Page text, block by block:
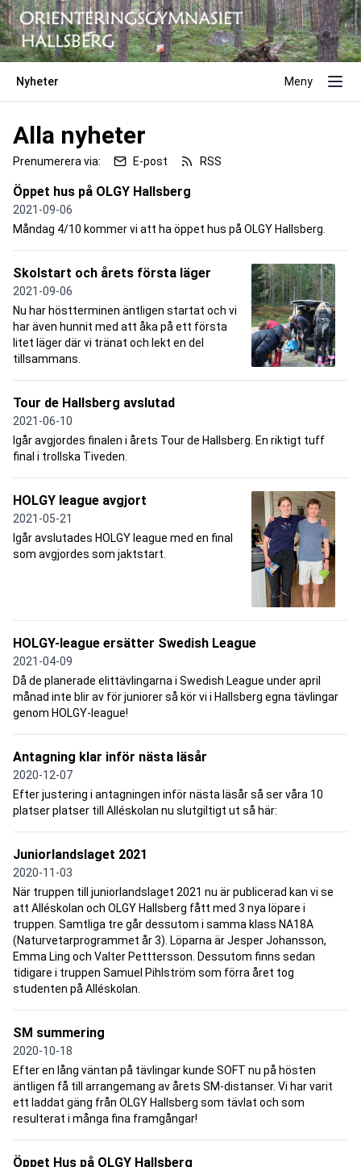
Nyheter Meny
Alla nyheter
Prenumerera via: E-post RSS
Öppet hus på OLGY Hallsberg
2021-09-06
Måndag 4/10 kommer vi att ha öppet hus på OLGY Hallsberg.
Skolstart och årets första läger
2021-09-06
Nu har höstterminen äntligen startat och vi
har även hunnit med att åka på ett första
litet läger där vi tränat och lekt en del
tillsammans.
Tour de Hallsberg avslutad
2021-06-10
Igår avgjordes finalen i årets Tour de Hallsberg. En riktigt tuff
final i trollska Tiveden.
HOLGY league avgjort
2021-05-21
Igår avslutades HOLGY league med en final
som avgjordes som jaktstart.
HOLGY-league ersätter Swedish League
2021-04-09
Då de planerade elittävlingarna i Swedish League under april
månad inte blir av för juniorer så kör vi i Hallsberg egna tävlingar
genom HOLGY-league!
Antagning klar inför nästa läsår
2020-12-07
Efter justering i antagningen inför nästa läsår så ser våra 10
platser platser till Alléskolan nu slutgiltigt ut så här:
Juniorlandslaget 2021
2020-11-03
När truppen till juniorlandslaget 2021 nu är publicerad kan vi se
att Alléskolan och OLGY Hallsberg fått med 3 nya löpare i
truppen. Samtliga tre går dessutom i samma klass NA18A
(Naturvetarprogrammet år 3). Löparna är Jesper Johansson,
Emma Ling och Valter Petttersson. Dessutom finns sedan
tidigare i truppen Samuel Pihlström som förra året tog
studenten på Alléskolan.
SM summering
2020-10-18
Efter en lång väntan på tävlingar kunde SOFT nu på hösten
äntligen få till arrangemang av årets SM-distanser. Vi har varit
ett laddat gäng från OLGY Hallsberg som tävlat och som
resulterat i många fina framgångar!
Öppet Hus på OLGY Hallsberg